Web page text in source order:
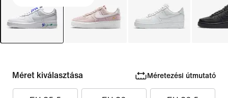
Méret kiválasztása Méretezési útmutató